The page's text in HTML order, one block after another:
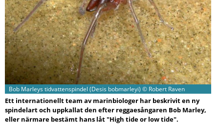
Kontakt
Sök
Bob Marleys tidvattenspindel (Desis bobmarleyi) © Robert Raven
Ett internationellt team av marinbiologer har beskrivit en ny
spindelart och uppkallat den efter reggaesångaren Bob Marley,
eller närmare bestämt hans låt "High tide or low tide".